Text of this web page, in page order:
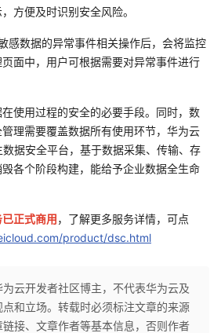
方便及时识别安全风险。
感数据的异常事件相关操作后，会将监控
面中，用户可根据需要对异常事件进行
使用过程的安全的必要手段。同时，数
理需要覆盖数据所有使用环节，华为云
据安全平台，基于数据采集、传输、存
各个阶段构建，能给予企业数据全生命
正式商用，了解更多服务详情，可点
product/dsc.html
为云开发者社区博主，不代表华为云及
和立场。转载时必须标注文章的来源
链接、文章作者等基本信息，否则作者